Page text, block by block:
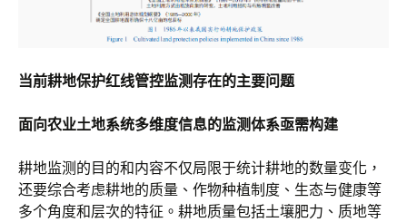
当前耕地保护红线管控监测存在的主要问题
面向农业土地系统多维度信息的监测体系亟需构建
耕地监测的目的和内容不仅局限于统计耕地的数量变化，
还要综合考虑耕地的质量、作物种植制度、生态与健康等
多个角度和层次的特征。耕地质量包括土壤肥力、质地等